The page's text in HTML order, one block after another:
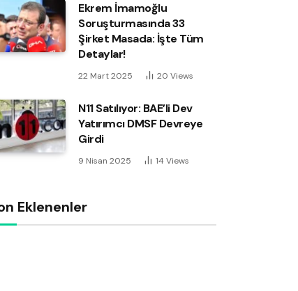
Ekrem İmamoğlu
Soruşturmasında 33
Şirket Masada: İşte Tüm
Detaylar!
22 Mart 2025 20 Views
N11 Satılıyor: BAE’li Dev
Yatırımcı DMSF Devreye
Girdi
9 Nisan 2025 14 Views
Eklenenler